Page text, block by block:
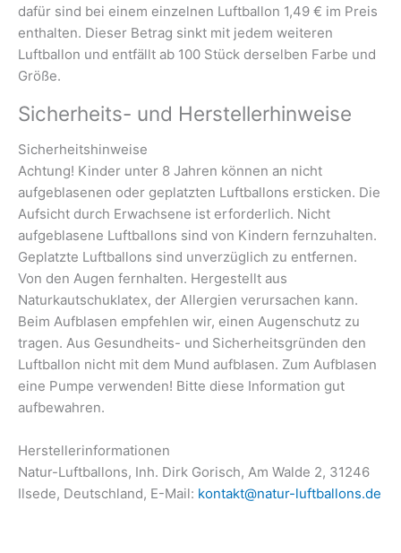
dafür sind bei einem einzelnen Luftballon 1,49 € im Preis
enthalten. Dieser Betrag sinkt mit jedem weiteren
Luftballon und entfällt ab 100 Stück derselben Farbe und
Größe.
Sicherheits- und Herstellerhinweise
Sicherheitshinweise
Achtung! Kinder unter 8 Jahren können an nicht
aufgeblasenen oder geplatzten Luftballons ersticken. Die
Aufsicht durch Erwachsene ist erforderlich. Nicht
aufgeblasene Luftballons sind von Kindern fernzuhalten.
Geplatzte Luftballons sind unverzüglich zu entfernen.
Von den Augen fernhalten. Hergestellt aus
Naturkautschuklatex, der Allergien verursachen kann.
Beim Aufblasen empfehlen wir, einen Augenschutz zu
tragen. Aus Gesundheits- und Sicherheitsgründen den
Luftballon nicht mit dem Mund aufblasen. Zum Aufblasen
eine Pumpe verwenden! Bitte diese Information gut
aufbewahren.
Herstellerinformationen
Natur-Luftballons, Inh. Dirk Gorisch, Am Walde 2, 31246
Ilsede, Deutschland, E-Mail: kontakt@natur-luftballons.de